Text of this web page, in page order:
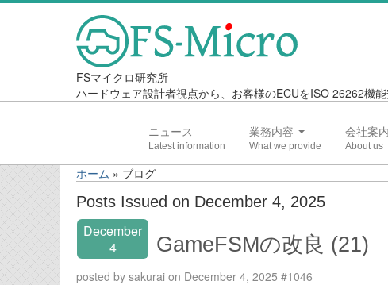
FSマイクロ研究所
ハードウェア設計者視点から、お客様のECUをISO 26262機
ニュース 業務内容 会社案内
ホーム » ブログ
Posts Issued on December 4, 2025
December
4
GameFSMの改良 (21)
posted by sakurai on December 4, 2025 #1046